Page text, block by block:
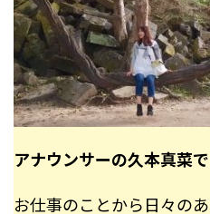
アナウンサーの久本真菜で
お仕事のことから日々の